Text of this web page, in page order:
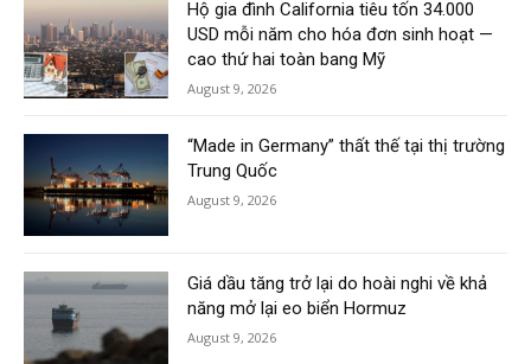
Hộ gia đình California tiêu tốn 34.000
USD mỗi năm cho hóa đơn sinh hoạt —
cao thứ hai toàn bang Mỹ
August 9, 2026
“Made in Germany” thất thế tại thị trường
Trung Quốc
August 9, 2026
Giá dầu tăng trở lại do hoài nghi về khả
năng mở lại eo biển Hormuz
August 9, 2026